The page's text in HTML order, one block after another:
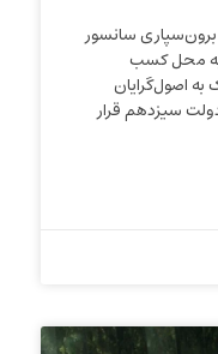
سانسور
به محل کسب
به اصول‌گرایان
سیزدهم قرار